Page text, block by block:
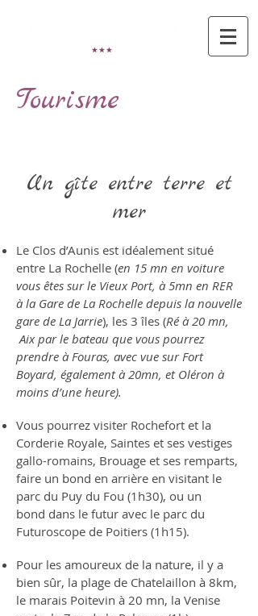
Tourisme
Un gîte entre terre et
mer
Le Clos d’Aunis est idéalement situé
entre La Rochelle (en 15 mn en voiture
vous êtes sur le Vieux Port, à 5mn en RER
à la Gare de La Rochelle depuis la nouvelle
gare de La Jarrie), les 3 îles (Ré à 20 mn,
Aix par le bateau que vous pourrez
prendre à Fouras, avec vue sur Fort
Boyard, également à 20mn, et Oléron à
moins d’une heure).
Vous pourrez visiter Rochefort et la
Corderie Royale, Saintes et ses vestiges
gallo-romains, Brouage et ses remparts,
faire un bond en arrière en visitant le
parc du Puy du Fou (1h30), ou un
bond dans le futur avec le parc du
Futuroscope de Poitiers (1h15).
Pour les amoureux de la nature, il y a
bien sûr, la plage de Chatelaillon à 8km,
le marais Poitevin à 20 mn, la Venise